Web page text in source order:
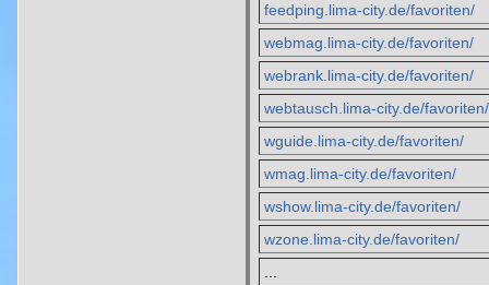
feedping.lima-city.de/favoriten/
webmag.lima-city.de/favoriten/
webrank.lima-city.de/favoriten/
webtausch.lima-city.de/favoriten/
wguide.lima-city.de/favoriten/
wmag.lima-city.de/favoriten/
wshow.lima-city.de/favoriten/
wzone.lima-city.de/favoriten/